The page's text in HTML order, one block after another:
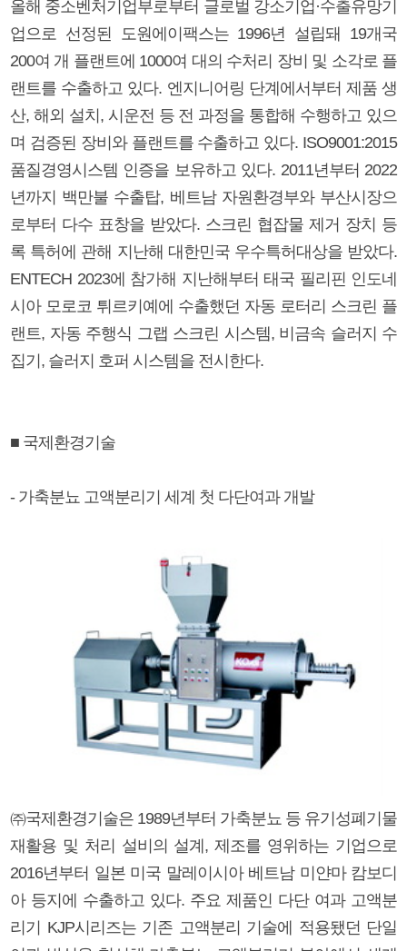
올해 중소벤처기업부로부터 글로벌 강소기업·수출유망기
업으로 선정된 도원에이팩스는 1996년 설립돼 19개국
200여 개 플랜트에 1000여 대의 수처리 장비 및 소각로 플
랜트를 수출하고 있다. 엔지니어링 단계에서부터 제품 생
산, 해외 설치, 시운전 등 전 과정을 통합해 수행하고 있으
며 검증된 장비와 플랜트를 수출하고 있다. ISO9001:2015
품질경영시스템 인증을 보유하고 있다. 2011년부터 2022
년까지 백만불 수출탑, 베트남 자원환경부와 부산시장으
로부터 다수 표창을 받았다. 스크린 협잡물 제거 장치 등
록 특허에 관해 지난해 대한민국 우수특허대상을 받았다.
ENTECH 2023에 참가해 지난해부터 태국 필리핀 인도네
시아 모로코 튀르키예에 수출했던 자동 로터리 스크린 플
랜트, 자동 주행식 그랩 스크린 시스템, 비금속 슬러지 수
집기, 슬러지 호퍼 시스템을 전시한다.
■ 국제환경기술
- 가축분뇨 고액분리기 세계 첫 다단여과 개발
㈜국제환경기술은 1989년부터 가축분뇨 등 유기성폐기물
재활용 및 처리 설비의 설계, 제조를 영위하는 기업으로
2016년부터 일본 미국 말레이시아 베트남 미얀마 캄보디
아 등지에 수출하고 있다. 주요 제품인 다단 여과 고액분
리기 KJP시리즈는 기존 고액분리 기술에 적용됐던 단일